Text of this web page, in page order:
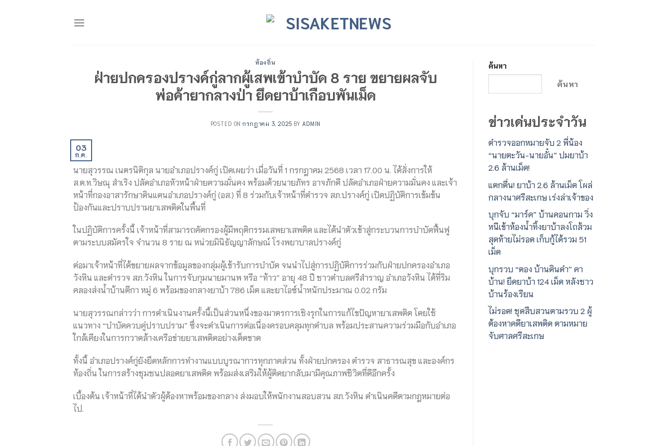
ท้องถิ่น
ฝ่ายปกครองปรางค์กู่ลากผู้เสพเข้าบำบัด 8 ราย ขยายผลจับ
พ่อค้ายากลางป่า ยึดยาบ้าเกือบพันเม็ด
POSTED ONกรกฎาคม 3, 2025 BY ADMIN
03
ก.ค.
นายสุวรรณ เนตรนิติกุล นายอำเภอปรางค์กู่ เปิดเผยว่า เมื่อวันที่ 1 กรกฎาคม 2568 เวลา 17.00 น. ได้สั่งการให้
ส.ต.ท.วิษณุ สำเริง ปลัดอำเภอหัวหน้าฝ่ายความมั่นคง พร้อมด้วยนายภัทร อาจภักดี ปลัดอำเภอฝ่ายความมั่นคง และเจ้า
หน้าที่กองอาสารักษาดินแดนอำเภอปรางค์กู่ (อส.) ที่ 8 ร่วมกับเจ้าหน้าที่ตำรวจ สภ.ปรางค์กู่ เปิดปฏิบัติการเข้มข้น
ป้องกันและปราบปรามยาเสพติดในพื้นที่
ในปฏิบัติการครั้งนี้ เจ้าหน้าที่สามารถคัดกรองผู้มีพฤติกรรมเสพยาเสพติด และได้นำตัวเข้าสู่กระบวนการบำบัดฟื้นฟู
ตามระบบสมัครใจ จำนวน 8 ราย ณ หน่วยมินิธัญญาลักษณ์ โรงพยาบาลปรางค์กู่
ต่อมาเจ้าหน้าที่ได้ขยายผลจากข้อมูลของกลุ่มผู้เข้ารับการบำบัด จนนำไปสู่การปฏิบัติการร่วมกับฝ่ายปกครองอำเภอ
วังหิน และตำรวจ สภ.วังหิน ในการจับกุมนายมานพ หรือ “ท้าว” อายุ 48 ปี ชาวตำบลศรีสำราญ อำเภอวังหิน ได้ที่ริม
คลองส่งน้ำบ้านตีกา หมู่ 6 พร้อมของกลางยาบ้า 786 เม็ด และยาไอซ์น้ำหนักประมาณ 0.02 กรัม
นายสุวรรณกล่าวว่า การดำเนินงานครั้งนี้เป็นส่วนหนึ่งของมาตรการเชิงรุกในการแก้ไขปัญหายาเสพติด โดยใช้
แนวทาง “บำบัดควบคู่ปราบปราม” ซึ่งจะดำเนินการต่อเนื่องครอบคลุมทุกตำบล พร้อมประสานความร่วมมือกับอำเภอ
ใกล้เคียงในการกวาดล้างเครือข่ายยาเสพติดอย่างเด็ดขาด
ทั้งนี้ อำเภอปรางค์กู่ยังยึดหลักการทำงานแบบบูรณาการทุกภาคส่วน ทั้งฝ่ายปกครอง ตำรวจ สาธารณสุข และองค์กร
ท้องถิ่น ในการสร้างชุมชนปลอดยาเสพติด พร้อมส่งเสริมให้ผู้ติดยากลับมามีคุณภาพชีวิตที่ดีอีกครั้ง
เบื้องต้น เจ้าหน้าที่ได้นำตัวผู้ต้องหาพร้อมของกลาง ส่งมอบให้พนักงานสอบสวน สภ.วังหิน ดำเนินคดีตามกฎหมายต่อ
ไป.
ค้นหา
ค้นหา
ข่าวเด่นประจำวัน
ตำรวจออกหมายจับ 2 พี่น้อง
“นายตะวัน-นายอั๋น” ปมยาบ้า
2.6 ล้านเม็ด!
แตกตื่น! ยาบ้า 2.6 ล้านเม็ด โผล่
กลางนาศรีสะเกษ เร่งล่าเจ้าของ
บุกจับ “มาร์ค” บ้านคอนกาม วิ่ง
หนีเข้าห้องน้ำทิ้งยาบ้าลงโถส้วม
สุดท้ายไม่รอด เก็บกู้ได้รวม 51
เม็ด
บุกรวบ “ตอง บ้านดินดำ” คา
บ้าน! ยึดยาบ้า 124 เม็ด หลังชาว
บ้านร้องเรียน
ไม่รอด! ชุดสืบสวนตามรวบ 2 ผู้
ต้องหาคดียาเสพติด ตามหมาย
จับศาลศรีสะเกษ